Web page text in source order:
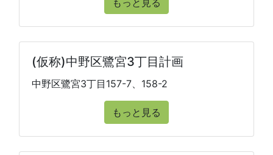
(仮称)中野区鷺宮3丁目計画
中野区鷺宮3丁目157-7、158-2
もっと見る